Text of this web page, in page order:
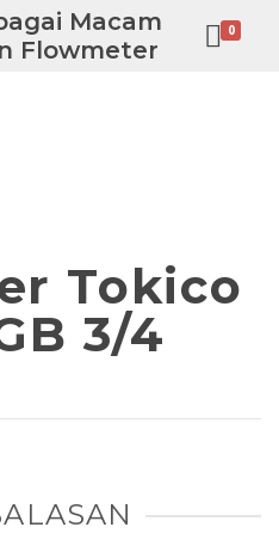
Macam
Flowmeter
0
Tokico
3/4